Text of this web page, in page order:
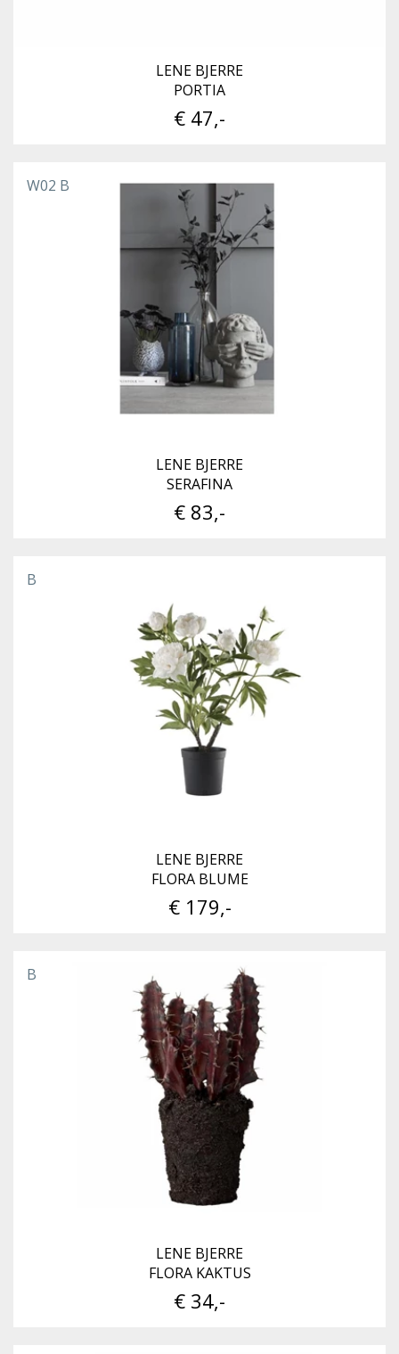
LENE BJERRE
PORTIA
€ 47,-
W02 B
LENE BJERRE
SERAFINA
€ 83,-
B
LENE BJERRE
FLORA BLUME
€ 179,-
B
LENE BJERRE
FLORA KAKTUS
€ 34,-